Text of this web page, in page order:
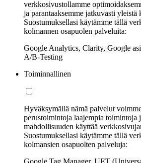
verkkosivustollamme
ja parantaaksemme jatkuvasti yleistä
Suostumuksellasi käytämme tällä
kolmannen osapuolen palveluita:
Google Analytics, Clarity, Google
A/B-Testing
Toiminnallinen
Hyväksymällä nämä palvelut
perustoimintoja laajempia toimintoja
mahdollisuuden käyttää
Suostumuksellasi käytämme tällä
kolmansien osapuolten palveluja: